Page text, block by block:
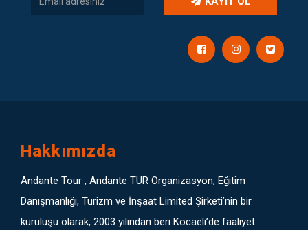
Hakkımızda
Andante Tour , Andante TUR Organizasyon, Eğitim
Danışmanlığı, Turizm ve İnşaat Limited Şirketi’nin bir
kuruluşu olarak, 2003 yılından beri Kocaeli’de faaliyet